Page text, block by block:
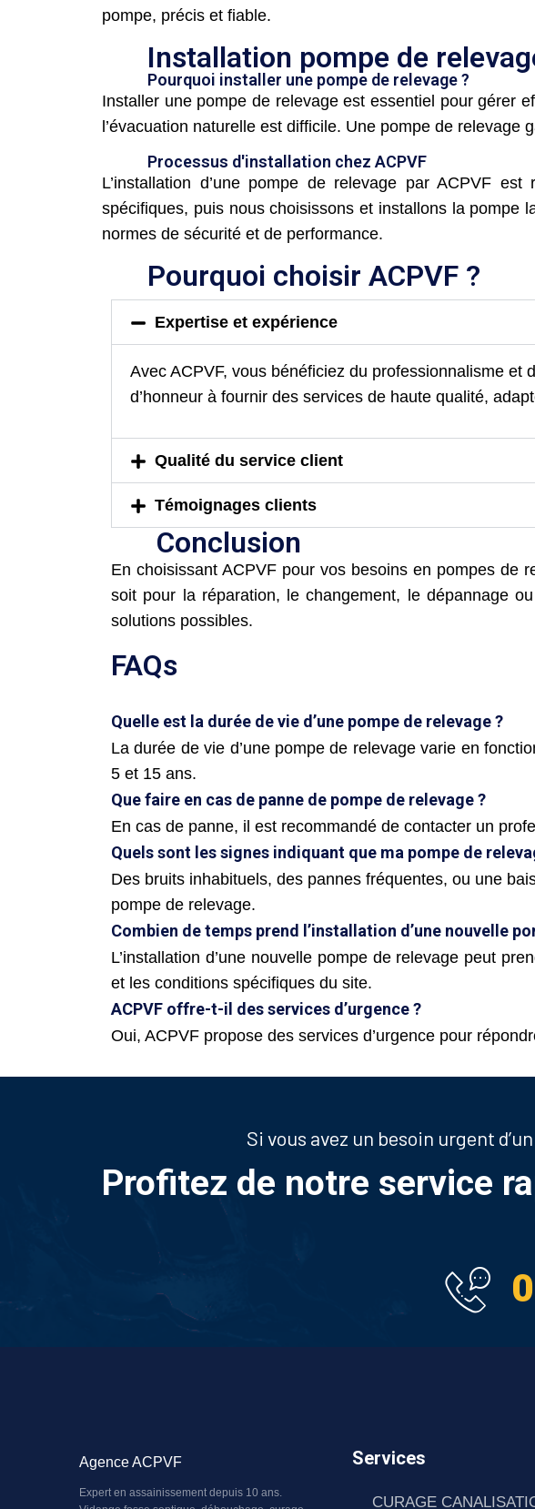
pompe, précis et fiable.
Installation pompe de
Pourquoi installer une pompe de relevage ?
Installer une pompe de relevage est essentiel pour gérer
l’évacuation naturelle est difficile. Une pompe de
Processus d'installation chez ACPVF
L’installation d’une pompe de relevage par ACPVF
spécifiques, puis nous choisissons et installons la pompe
normes de sécurité et de performance.
Pourquoi choisir ACPVF ?
Expertise et expérience
Avec ACPVF, vous bénéficiez du professionnalisme et
d’honneur à fournir des services de haute qualité,
Qualité du service client
Témoignages clients
Conclusion
En choisissant ACPVF pour vos besoins en pompes de
soit pour la réparation, le changement, le dépannage
solutions possibles.
FAQs
Quelle est la durée de vie d’une pompe de relevage ?
La durée de vie d’une pompe de relevage varie en
5 et 15 ans.
Que faire en cas de panne de pompe de relevage ?
En cas de panne, il est recommandé de contacter un
Quels sont les signes indiquant que ma pompe de
Des bruits inhabituels, des pannes fréquentes, ou une
pompe de relevage.
Combien de temps prend l’installation d’une nouvelle
L’installation d’une nouvelle pompe de relevage peut
et les conditions spécifiques du site.
ACPVF offre-t-il des services d’urgence ?
Oui, ACPVF propose des services d’urgence pour
Si vous avez un besoin urgent
Profitez de notre service
Agence ACPVF
Expert en assainissement depuis 10 ans.
Services
CURAGE